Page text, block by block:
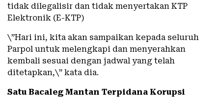
tidak dilegalisir dan tidak menyertakan KTP
Elektronik (E-KTP)
\”Hari ini, kita akan sampaikan kepada seluruh
Parpol untuk melengkapi dan menyerahkan
kembali sesuai dengan jadwal yang telah
ditetapkan,\” kata dia.
Satu Bacaleg Mantan Terpidana Korupsi